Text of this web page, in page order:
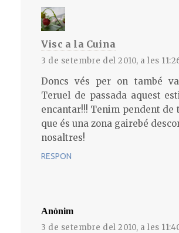
Visc a la Cuina
3 de setembre del 2010, a les
Doncs vés per on també
Teruel de passada aquest
encantar!!! Tenim pendent de
que és una zona gairebé
nosaltres!
RESPON
Anònim
3 de setembre del 2010, a les